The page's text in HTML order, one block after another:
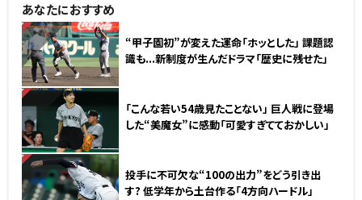
あなたにおすすめ
NEW
“甲子園初”が変えた運命「ホッとした」 課題認
識も...新制度が生んだドラマ「歴史に残せた」
NEW
「こんな若い54歳見たことない」 巨人戦に登場
した“美魔女”に感動「可愛すぎてておかしい」
NEW
投手に不可欠な“100の出力”をどう引き出
す? 低学年から土台作る「4方向ハードル」